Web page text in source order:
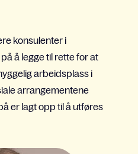
konsulenter i
å legge til rette for at
arbeidsplass i
arrangementene
er lagt opp til å utføres